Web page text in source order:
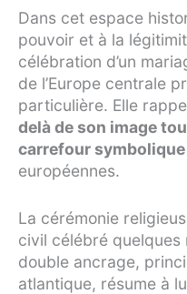
Dans cet espace
pouvoir et à la
célébration d’un
de l’Europe centrale
particulière. Elle
delà de son image
carrefour
européennes.
La cérémonie
civil célébré quelques
double ancrage,
atlantique, résume à